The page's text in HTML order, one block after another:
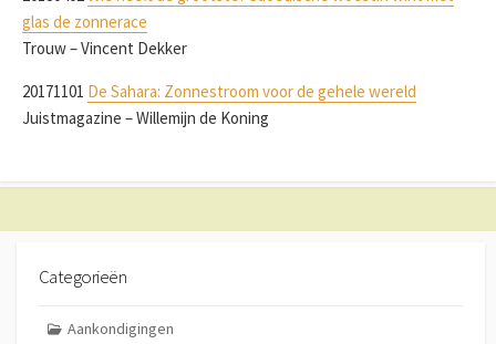
glas de zonnerace
Trouw – Vincent Dekker
20171101 De Sahara: Zonnestroom voor de gehele wereld
Juistmagazine – Willemijn de Koning
Categorieën
Aankondigingen